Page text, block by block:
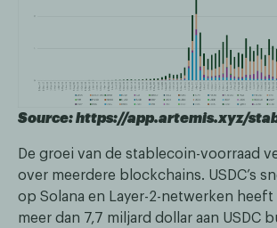
Source: https://app.artemis.xyz/
De groei van de stablecoin-voorraad
over meerdere blockchains. USDC’s
op Solana en Layer-2-netwerken
meer dan 7,7 miljard dollar aan USDC